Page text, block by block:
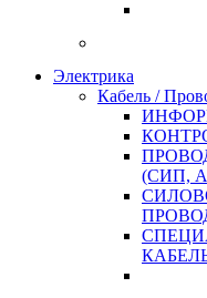
Электрика
Кабель /
(СИП,